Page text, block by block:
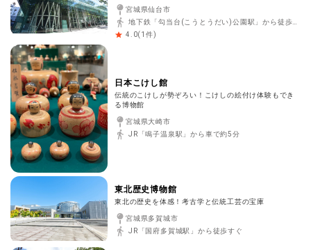
宮城県仙台市
4.0( 1件)
日本こけし館
伝統のこけしが勢ぞろい！こけしの絵付け体験もでき
る博物館
宮城県大崎市
JR「鳴子温泉駅」から車で約5分
東北歴史博物館
東北の歴史を体感！考古学と伝統工芸の宝庫
宮城県多賀城市
JR「国府多賀城駅」から徒歩すぐ